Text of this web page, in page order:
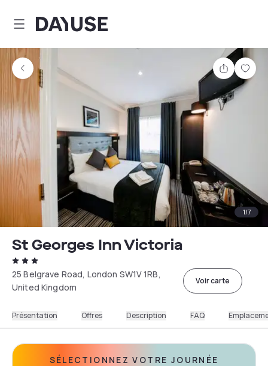
Dayuse
Partager
1/7
St Georges Inn Victoria
25 Belgrave Road, London SW1V 1RB,
United Kingdom
Voir carte
Présentation Offres Description FAQ
SÉLECTIONNEZ VOTRE JOURNÉE